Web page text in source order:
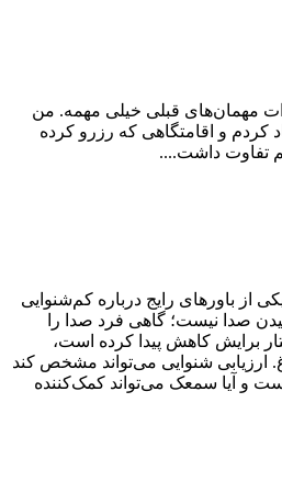
مهمان‌های قبلی خیلی مهمه. من
کردم و اقامتگاهی که رزرو کرده
تفاوت داشت....
از باورهای رایج درباره کم‌شنوایی
صدا نیست؛ گاهی فرد صدا را
برایش کاهش پیدا کرده است،
شنوایی می‌تواند مشخص کند
و آیا سمعک می‌تواند کمک‌کننده